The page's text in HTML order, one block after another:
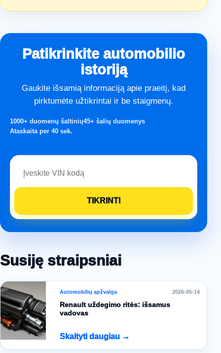
Patikrinkite automobilio
istoriją
Gaukite išsamią informaciją apie praeitį, kad
pirktumėte užtikrintai ir be staigmenų.
1000+ duomenų šaltinių45+ šalių duomenys
Ataskaita per 40 sek.
Susiję straipsniai
Automobilių apžvalga 2026-05-14
Renault uždegimo ritės: išsamus
vadovas
Skaityti daugiau →